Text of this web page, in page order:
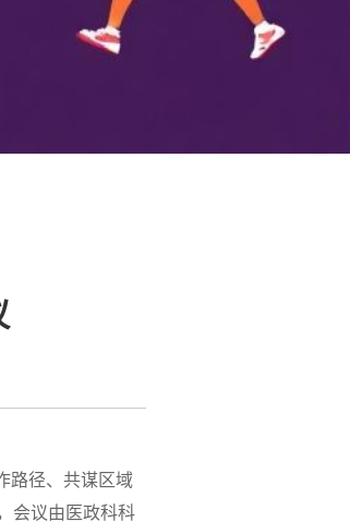
路径、共谋区域
会议由医政科科